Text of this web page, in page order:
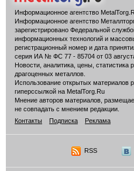
Информационное агентство
Информационное агентство
зарегистрировано Федеральной
информационных технологий и
регистрационный номер и дата
серия ИА № ФС 77 - 85704 от 03
Новости, аналитика, цены, статистика
драгоценных металлов.
Использование открытых материалов
гиперссылкой на MetalTorg.Ru
Мнение авторов материалов,
не совпадать с мнением редакции.
Контакты
Подписка Реклама
RSS